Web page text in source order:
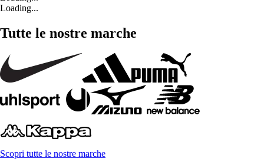
Loading...
Tutte le nostre marche
Scopri tutte le nostre marche